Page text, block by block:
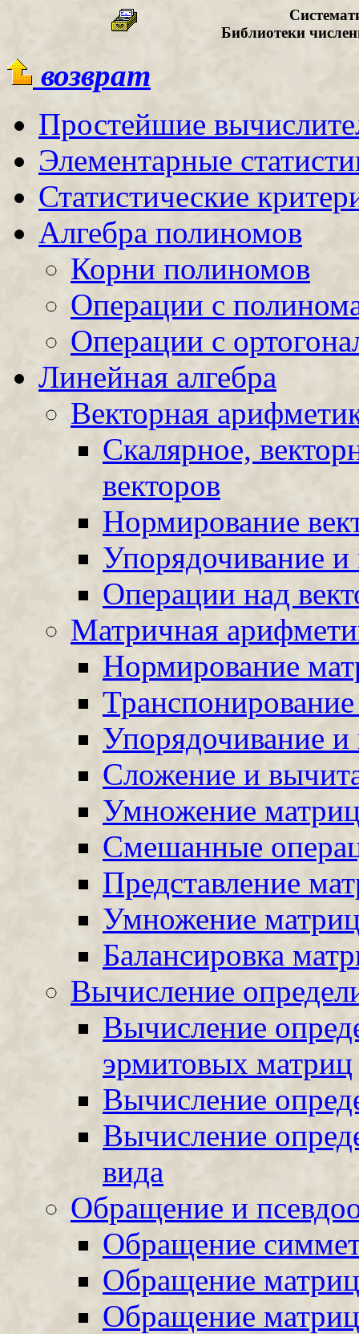
Библиотеки
возврат
Простейшие
Элементарные
Статистические
Алгебра полиномов
Корни полиномов
Операции с
Операции с
Линейная алгебра
Векторная
Скалярное,
векторов
Нормирование
Упорядочивание
Операции над
Матричная
Нормирование
Упорядочивание
Сложение и
Умножение
Смешанные
Представление
Умножение
Балансировка
Вычисление
Вычисление
эрмитовых матриц
Вычисление
Вычисление
вида
Обращение и
Обращение
Обращение
Обращение